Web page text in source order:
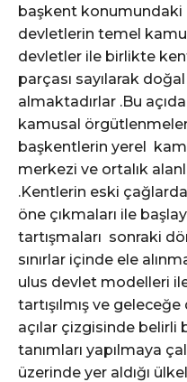
başkent konumundaki
devletlerin temel
devletler ile birlikte
parçası sayılarak
almaktadırlar .Bu
kamusal
başkentlerin yerel
merkezi ve ortalık
.Kentlerin eski
öne çıkmaları ile
tartışmaları sonraki
sınırlar içinde ele
ulus devlet modelleri
tartışılmış ve
açılar çizgisinde
tanımları yapılmaya
üzerinde yer aldığı